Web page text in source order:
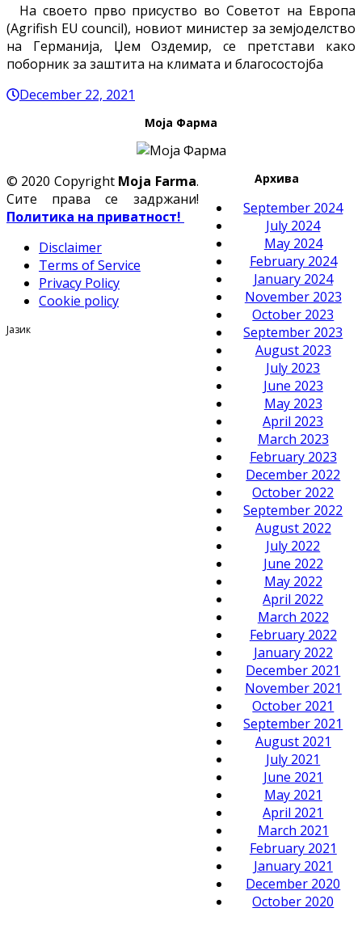
На своето прво присуство во Советот на Европа
(Agrifish EU council), новиот министер за земјоделство
на Германија, Џем Оздемир, се претстави како
поборник за заштита на климата и благосостојба
December 22, 2021
Моја Фарма
Архива
September 2024
July 2024
May 2024
February 2024
January 2024
November 2023
October 2023
September 2023
August 2023
July 2023
June 2023
May 2023
April 2023
March 2023
February 2023
December 2022
October 2022
September 2022
August 2022
July 2022
June 2022
May 2022
April 2022
March 2022
February 2022
January 2022
December 2021
November 2021
October 2021
September 2021
August 2021
July 2021
June 2021
May 2021
April 2021
March 2021
February 2021
January 2021
December 2020
October 2020
© 2020 Copyright Moja Farma.
Сите права се задржани!
Политика на приватност!
Disclaimer
Terms of Service
Privacy Policy
Cookie policy
Јазик